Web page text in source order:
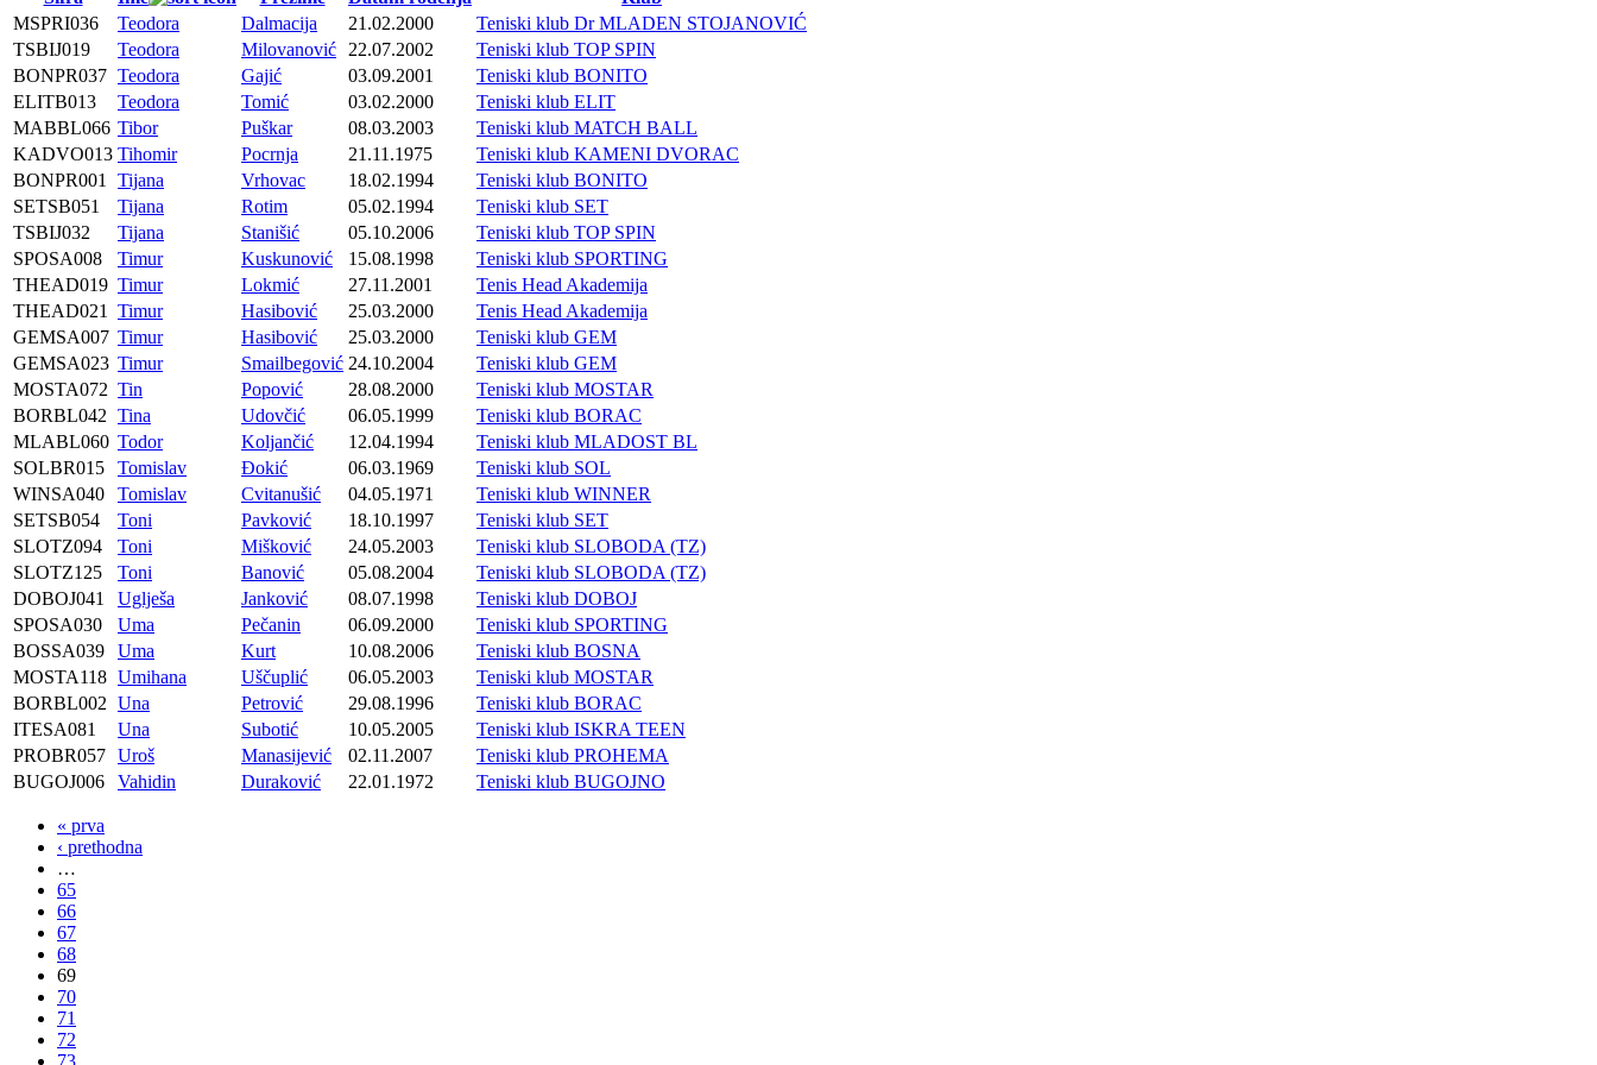
MSPRI036
Teodora Dalmacija 21.02.2000
Teniski klub Dr MLADEN STOJANOVIĆ
TSBIJ019
Teodora Milovanović 22.07.2002
Teniski klub TOP SPIN
BONPR037 Teodora Gajić 03.09.2001
Teniski klub BONITO
ELITB013
Teodora Tomić 03.02.2000
Teniski klub ELIT
MABBL066 Tibor Puškar 08.03.2003
Teniski klub MATCH BALL
KADVO013 Tihomir Pocrnja 21.11.1975
Teniski klub KAMENI DVORAC
BONPR001
Tijana Vrhovac 18.02.1994
Teniski klub BONITO
SETSB051
Tijana Rotim 05.02.1994
Teniski klub SET
TSBIJ032
Tijana Stanišić 05.10.2006
Teniski klub TOP SPIN
SPOSA008
Timur Kuskunović 15.08.1998
Teniski klub SPORTING
THEAD019 Timur Lokmić 27.11.2001
Tenis Head Akademija
THEAD021
Timur Hasibović 25.03.2000
Tenis Head Akademija
GEMSA007 Timur Hasibović 25.03.2000
Teniski klub GEM
GEMSA023 Timur Smailbegović 24.10.2004
Teniski klub GEM
MOSTA072 Tin Popović 28.08.2000
Teniski klub MOSTAR
BORBL042 Tina Udovčić 06.05.1999
Teniski klub BORAC
MLABL060 Todor Koljančić 12.04.1994
Teniski klub MLADOST BL
SOLBR015
Tomislav Đokić 06.03.1969
Teniski klub SOL
WINSA040
Tomislav Cvitanušić 04.05.1971
Teniski klub WINNER
SETSB054
Toni Pavković 18.10.1997
Teniski klub SET
SLOTZ094
Toni Mišković 24.05.2003
Teniski klub SLOBODA (TZ)
SLOTZ125
Toni Banović 05.08.2004
Teniski klub SLOBODA (TZ)
DOBOJ041
Uglješa Janković 08.07.1998
Teniski klub DOBOJ
SPOSA030
Uma Pečanin 06.09.2000
Teniski klub SPORTING
BOSSA039
Uma Kurt 10.08.2006
Teniski klub BOSNA
MOSTA118 Umihana Uščuplić 06.05.2003
Teniski klub MOSTAR
BORBL002 Una Petrović 29.08.1996
Teniski klub BORAC
ITESA081
Una Subotić 10.05.2005
Teniski klub ISKRA TEEN
PROBR057 Uroš Manasijević 02.11.2007
Teniski klub PROHEMA
BUGOJ006
Vahidin Duraković 22.01.1972 Teniski klub BUGOJNO
« prva
‹ prethodna
…
65
66
67
68
69
70
71
72
73